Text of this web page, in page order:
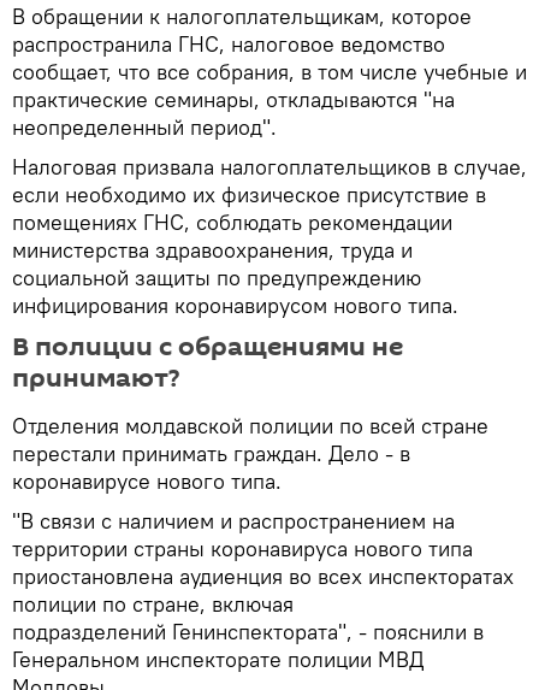
В обращении к налогоплательщикам, которое
распространила ГНС, налоговое ведомство
сообщает, что все собрания, в том числе учебные и
практические семинары, откладываются "на
неопределенный период".
Налоговая призвала налогоплательщиков в случае,
если необходимо их физическое присутствие в
помещениях ГНС, соблюдать рекомендации
министерства здравоохранения, труда и
социальной защиты по предупреждению
инфицирования коронавирусом нового типа.
В полиции с обращениями не
принимают?
Отделения молдавской полиции по всей стране
перестали принимать граждан. Дело - в
коронавирусе нового типа.
"В связи с наличием и распространением на
территории страны коронавируса нового типа
приостановлена аудиенция во всех инспекторатах
полиции по стране, включая
подразделений Генинспектората", - пояснили в
Генеральном инспекторате полиции МВД